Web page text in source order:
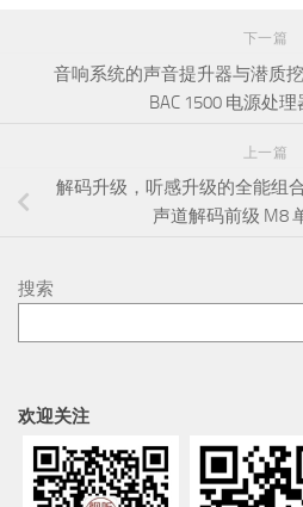
下一篇
音响系统的声音提升器与潜质挖
BAC 1500 电源处
上一篇
解码升级，听感升级的全能组
声道解码前级 M8
搜索
欢迎关注